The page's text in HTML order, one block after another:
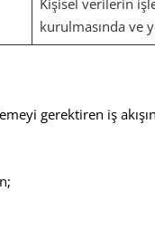
kurulmasında ve
gerektiren iş